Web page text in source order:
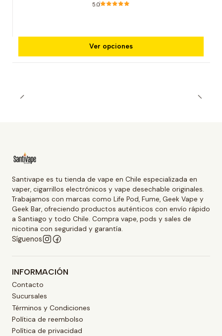
5.0
Ver opciones
Santivape es tu tienda de vape en Chile especializada en
vaper, cigarrillos electrónicos y vape desechable originales.
Trabajamos con marcas como Life Pod, Fume, Geek Vape y
Geek Bar, ofreciendo productos auténticos con envío rápido
a Santiago y todo Chile. Compra vape, pods y sales de
nicotina con seguridad y garantía.
Síguenos
INFORMACIÓN
Contacto
Sucursales
Términos y Condiciones
Política de reembolso
Política de privacidad